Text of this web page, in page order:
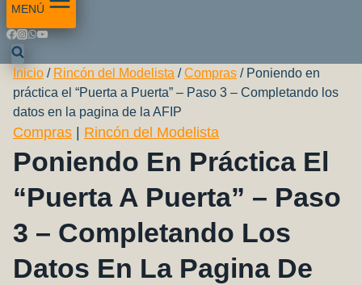
MENÚ
Inicio / Rincón del Modelista / Compras / Poniendo en
práctica el “Puerta a Puerta” – Paso 3 – Completando los
datos en la pagina de la AFIP
Compras Rincón del Modelista
Poniendo En Práctica El
“Puerta A Puerta” – Paso
3 – Completando Los
Datos En La Pagina De